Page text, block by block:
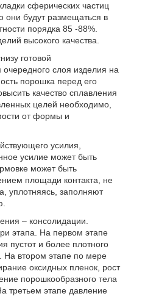
сферических частиц
они будут размещаться в
порядка 85 -88%.
высокого качества.
готовой
слоя изделия на
порошка перед его
качество сплавления
целей необходимо,
от формы и
усилия,
усилие может быть
может быть
площади контакта, не
уплотняясь, заполняют
– консолидации.
этапа. На первом этапе
пустот и более плотного
На втором этапе по мере
оксидных пленок, рост
порошкообразного тела
третьем этапе давление